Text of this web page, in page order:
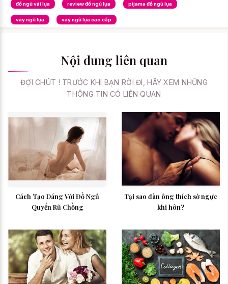
đồ ngủ vải lụa review đồ ngủ lụa pijama đồ ngủ lụa
váy ngủ lụa váy ngủ lụa cao cấp
Nội dung liên quan
ĐỢI CHÚT ! TRƯỚC KHI BẠN RỜI ĐI, HÃY XEM NHỮNG
THÔNG TIN CÓ LIÊN QUAN
Cách Tạo Dáng Với Đồ Ngủ
Quyến Rũ Chồng
Tại sao đàn ông thích sờ ngực
khi hôn?